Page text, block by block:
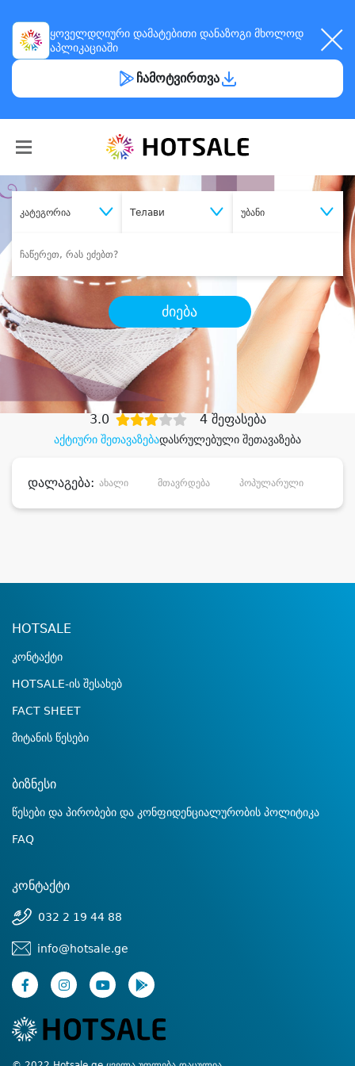
ყოველდღიური დამატებითი დანაზოგი მხოლოდ
აპლიკაციაში
ჩამოტვირთვა
კატეგორია Телави უბანი
ძიება
შეიძინესასურველი მომსახურება
დიდი დანაზოგით
აქტიური შეთავაზებადასრულებული შეთავაზება
3.0 4 შეფასება
დალაგება: ახალი მთავრდება პოპულარული
HOTSALE
კონტაქტი
HOTSALE-ის შესახებ
FACT SHEET
მიტანის წესები
ბიზნესი
წესები და პირობები და კონფიდენციალურობის პოლიტიკა
FAQ
კონტაქტი
032 2 19 44 88
info@hotsale.ge